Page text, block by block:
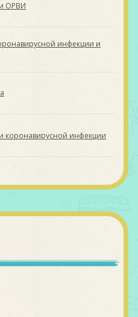
ОРВИ
инфекции и
коронавирусной инфекции